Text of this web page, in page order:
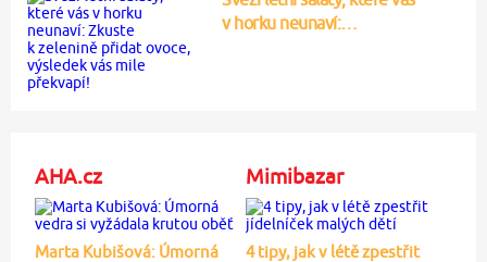
v horku neunaví:…
AHA.cz
Marta Kubišová: Úmorná
Mimibazar
4 tipy, jak v létě zpestřit